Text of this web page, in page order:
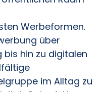
Werbeformen.
über
hin zu digitalen
im Alltag zu